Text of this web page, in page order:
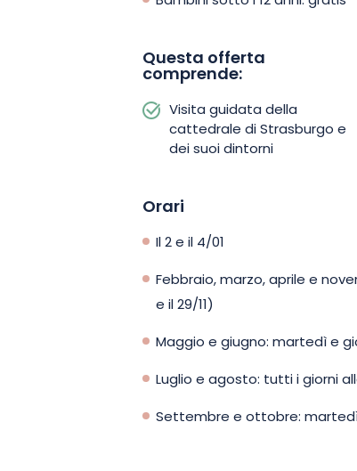
Questa offerta
comprende:
Visita guidata della
cattedrale di Strasburgo e
dei suoi dintorni
Orari
Il 2 e il 4/01
Febbraio, marzo, aprile e
e il 29/11)
Maggio e giugno: martedì e
Luglio e agosto: tutti i giorni
Settembre e ottobre: martedì